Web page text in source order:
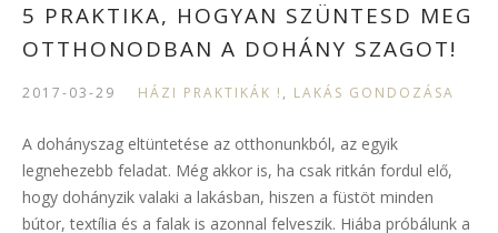
5 PRAKTIKA, HOGYAN SZÜNTESD MEG
OTTHONODBAN A DOHÁNY SZAGOT!
2017-03-29 HÁZI PRAKTIKÁK ! , LAKÁS GONDOZÁSA
A dohányszag eltüntetése az otthonunkból, az egyik
legnehezebb feladat. Még akkor is, ha csak ritkán fordul elő,
hogy dohányzik valaki a lakásban, hiszen a füstöt minden
bútor, textília és a falak is azonnal felveszik. Hiába próbálunk a